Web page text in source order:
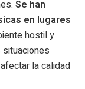
Se han
en lugares
hostil y
la calidad